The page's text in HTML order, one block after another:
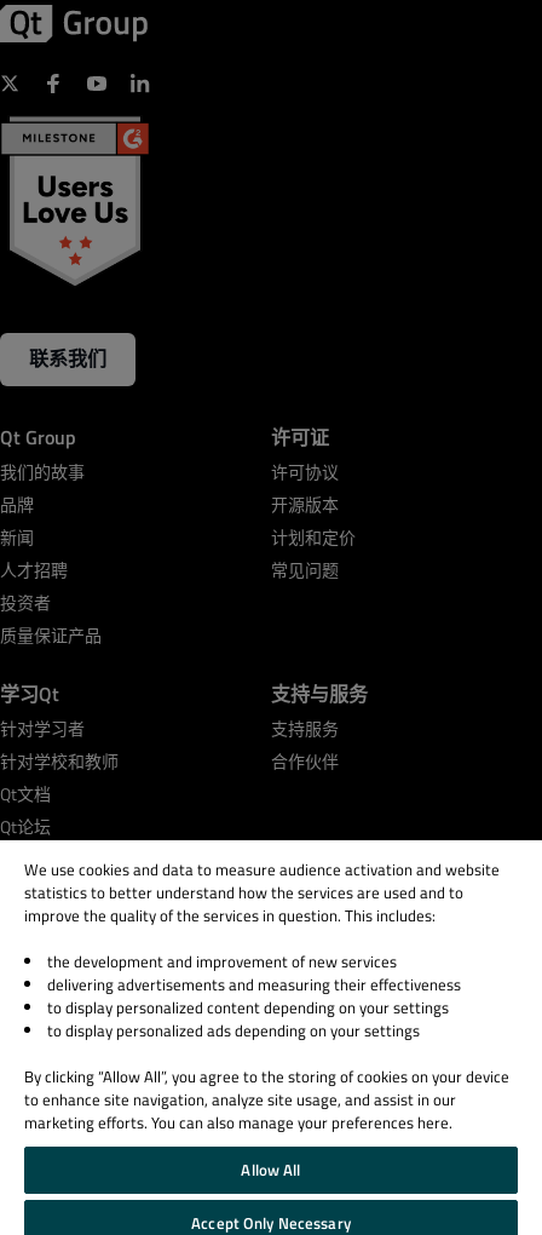
联系我们
Qt Group
我们的故事
品牌
新闻
人才招聘
投资者
质量保证产品
许可证
许可协议
开源版本
计划和定价
常见问题
学习Qt
针对学习者
针对学校和教师
Qt文档
Qt论坛
支持与服务
支持服务
合作伙伴
© 2026 The Qt Company
Legal Notice
Privacy and Cookie Policy
Trust Center
Cookie Settings
Email Preferences
Qt Group includes The Qt Company Oy and its global subsidiaries and affiliates.
We use cookies and data to measure audience activation and website
statistics to better understand how the services are used and to
improve the quality of the services in question. This includes:
the development and improvement of new services
delivering advertisements and measuring their effectiveness
to display personalized content depending on your settings
to display personalized ads depending on your settings
By clicking “Allow All”, you agree to the storing of cookies on your device
to enhance site navigation, analyze site usage, and assist in our
marketing efforts. You can also manage your preferences here.
Allow All
Accept Only Necessary